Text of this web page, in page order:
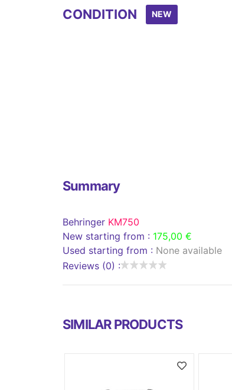
CONDITION NEW
Summary
Behringer KM750
New starting from : 175,00 €
Used starting from : None available
Reviews (0) :
SIMILAR PRODUCTS